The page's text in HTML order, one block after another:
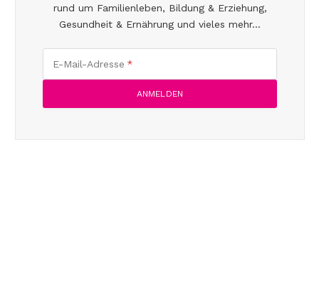
rund um Familienleben, Bildung & Erziehung,
Gesundheit & Ernährung und vieles mehr...
E-Mail-Adresse